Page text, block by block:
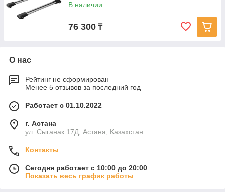
В наличии
76 300 ₸
О нас
Рейтинг не сформирован
Менее 5 отзывов за последний год
Работает с 01.10.2022
г. Астана
ул. Сыганак 17Д, Астана, Казахстан
Контакты
Сегодня работает с 10:00 до 20:00
Показать весь график работы